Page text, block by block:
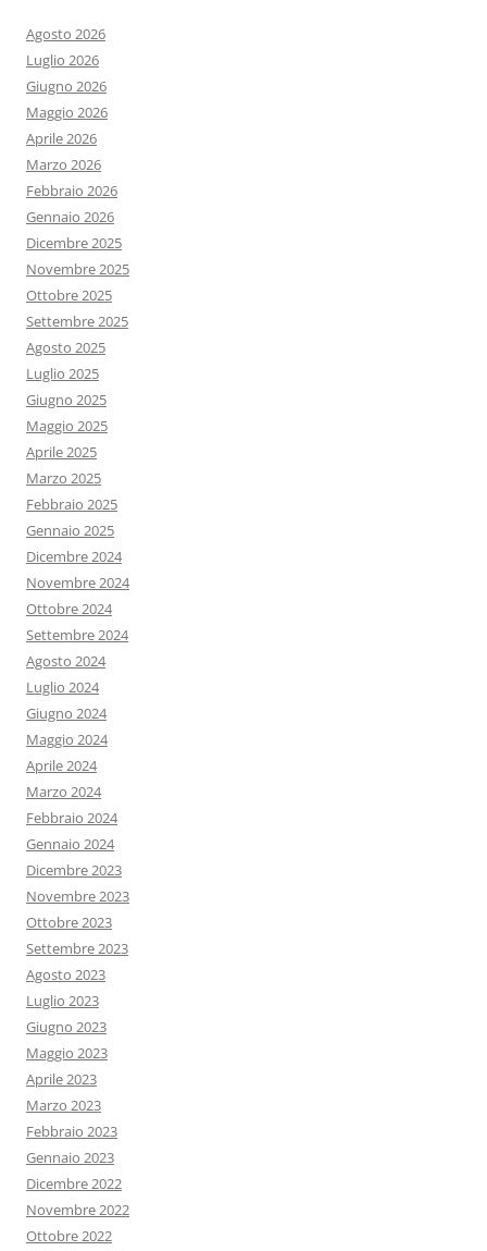
Agosto 2026
Luglio 2026
Giugno 2026
Maggio 2026
Aprile 2026
Marzo 2026
Febbraio 2026
Gennaio 2026
Dicembre 2025
Novembre 2025
Ottobre 2025
Settembre 2025
Agosto 2025
Luglio 2025
Giugno 2025
Maggio 2025
Aprile 2025
Marzo 2025
Febbraio 2025
Gennaio 2025
Dicembre 2024
Novembre 2024
Ottobre 2024
Settembre 2024
Agosto 2024
Luglio 2024
Giugno 2024
Maggio 2024
Aprile 2024
Marzo 2024
Febbraio 2024
Gennaio 2024
Dicembre 2023
Novembre 2023
Ottobre 2023
Settembre 2023
Agosto 2023
Luglio 2023
Giugno 2023
Maggio 2023
Aprile 2023
Marzo 2023
Febbraio 2023
Gennaio 2023
Dicembre 2022
Novembre 2022
Ottobre 2022